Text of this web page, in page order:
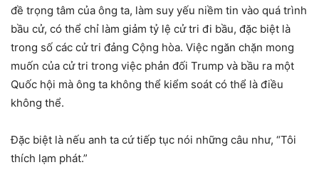
đề trọng tâm của ông ta, làm suy yếu niềm tin vào quá trình
bầu cử, có thể chỉ làm giảm tỷ lệ cử tri đi bầu, đặc biệt là
trong số các cử tri đảng Cộng hòa. Việc ngăn chặn mong
muốn của cử tri trong việc phản đối Trump và bầu ra một
Quốc hội mà ông ta không thể kiểm soát có thể là điều
không thể.
Đặc biệt là nếu anh ta cứ tiếp tục nói những câu như, “Tôi
thích lạm phát.”